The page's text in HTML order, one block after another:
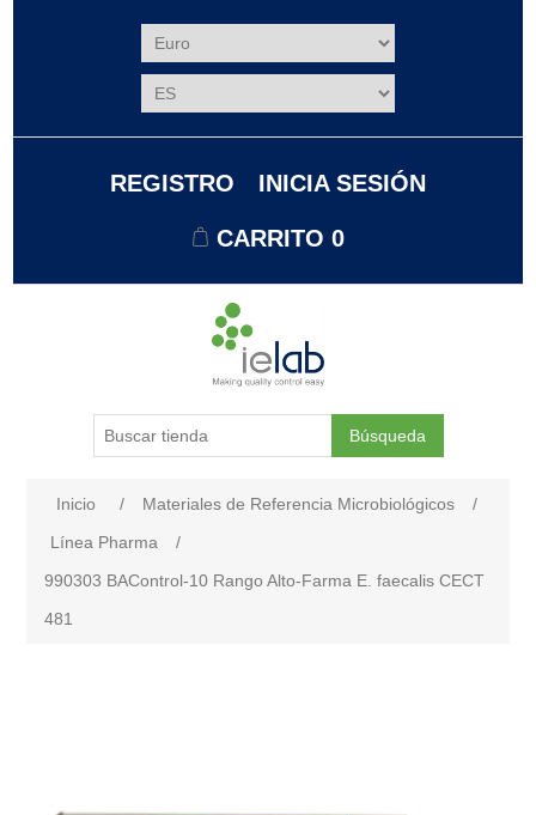
REGISTRO INICIA SESIÓN
CARRITO 0
Búsqueda
Inicio / Materiales de Referencia Microbiológicos
/
Línea Pharma
/
990303 BAControl-10 Rango Alto-Farma E. faecalis CECT
481